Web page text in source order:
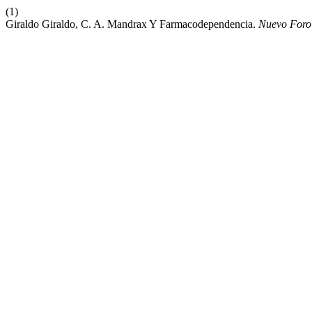
(1)
Giraldo Giraldo, C. A. Mandrax Y Farmacodependencia. Nuevo